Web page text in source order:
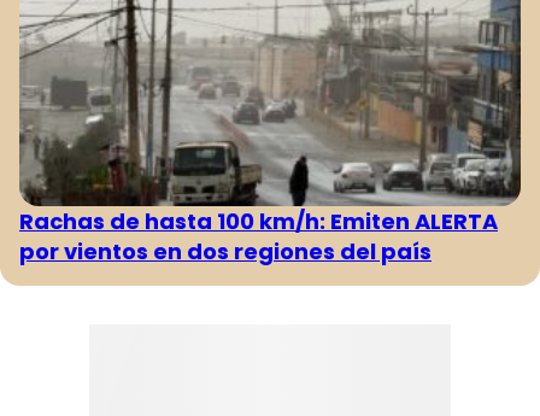
Rachas de hasta 100 km/h: Emiten ALERTA
por vientos en dos regiones del país